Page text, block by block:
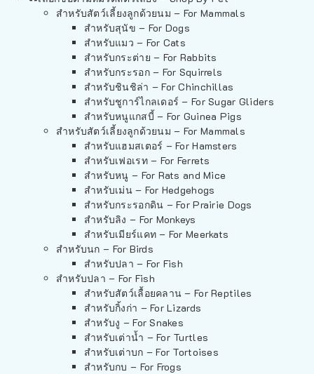
สำหรับสัตว์เลี้ยงลูกด้วยนม – For Mammals
สำหรับสุนัข – For Dogs
สำหรับแมว – For Cats
สำหรับกระต่าย – For Rabbits
สำหรับกระรอก – For Squirrels
สำหรับชินชิล่า – For Chinchillas
สำหรับชูการ์ไกลเดอร์ – For Sugar Gliders
สำหรับหนูแกสบี้ – For Guinea Pigs
สำหรับสัตว์เลี้ยงลูกด้วยนม – For Mammals
สำหรับแฮมสเตอร์ – For Hamsters
สำหรับเฟอเรท – For Ferrets
สำหรับหนู – For Rats and Mice
สำหรับเม่น – For Hedgehogs
สำหรับกระรอกดิน – For Prairie Dogs
สำหรับลิง – For Monkeys
สำหรับเมียร์แคท – For Meerkats
สำหรับนก – For Birds
สำหรับปลา – For Fish
สำหรับปลา – For Fish
สำหรับสัตว์เลื้อยคลาน – For Reptiles
สำหรับกิ้งก่า – For Lizards
สำหรับงู – For Snakes
สำหรับเต่าน้ำ – For Turtles
สำหรับเต่าบก – For Tortoises
สำหรับกบ – For Frogs